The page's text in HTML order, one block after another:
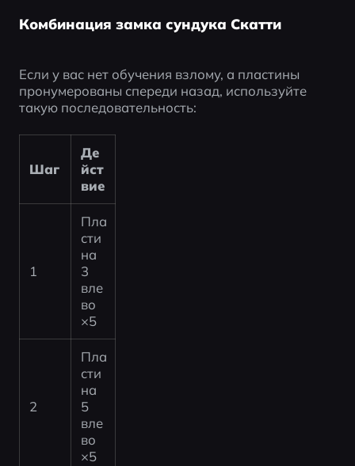
Комбинация замка сундука Скатти
Если у вас нет обучения взлому, а пластины
пронумерованы спереди назад, используйте
такую последовательность:
Шаг
Де
йст
вие
1
Пла
сти
на
3
вле
во
×5
2
Пла
сти
на
5
вле
во
×5